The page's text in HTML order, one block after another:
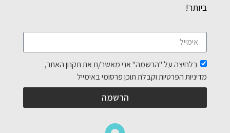
ביותר!
בלחיצה על "הרשמה" אני מאשר/ת את תקנון האתר,
מדיניות הפרטיות וקבלת תוכן פרסומי באימייל
הרשמה